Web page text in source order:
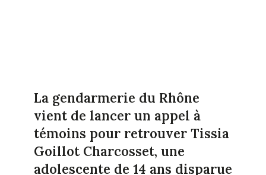
La gendarmerie du Rhône
vient de lancer un appel à
témoins pour retrouver Tissia
Goillot Charcosset, une
adolescente de 14 ans disparue